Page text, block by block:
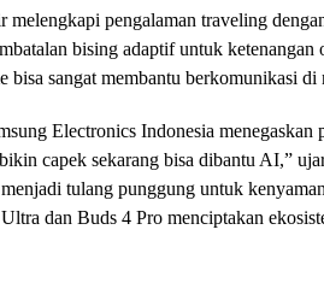
melengkapi pengalaman traveling
bising adaptif untuk
bisa sangat membantu berkomunikasi di
Electronics Indonesia
capek sekarang bisa dibantu AI,”
tulang punggung untuk
dan Buds 4 Pro menciptakan